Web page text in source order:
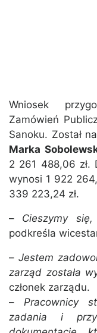
Wniosek
Zamówień
Sanoku. Został
Marka
2 261 488,06 zł.
wynosi 1 922
339 223,24 zł.
– Cieszymy
podkreśla
–Jestem
zarząd została
członek zarządu.
–Pracownicy
zadania i